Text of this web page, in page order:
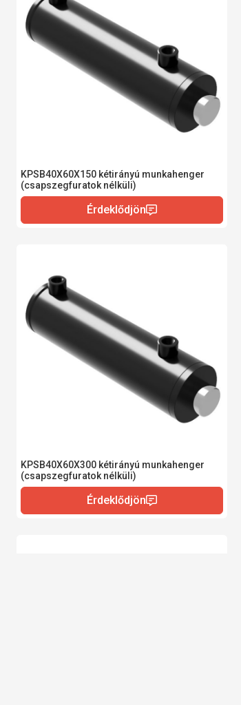
KPSB40X60X150 kétirányú munkahenger
(csapszegfuratok nélküli)
KPSB40X60X300 kétirányú munkahenger
(csapszegfuratok nélküli)